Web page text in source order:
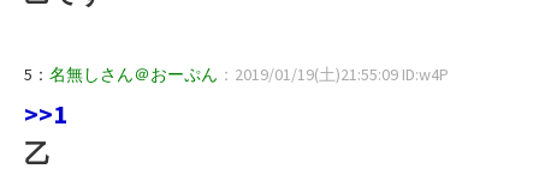
5： 名無しさん＠おーぷん ：2019/01/19(土)21:55:09 ID:w4P
>>1
乙